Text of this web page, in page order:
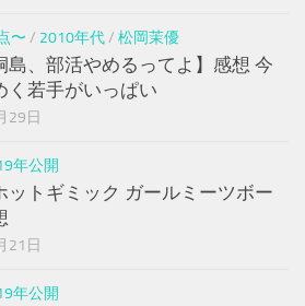
〜 / 2010年代/ 松岡茉優
島、部活やめるってよ】感想 今
く若手がいっぱい
29日
年公開
ットギミック ガールミーツボー
21日
年公開